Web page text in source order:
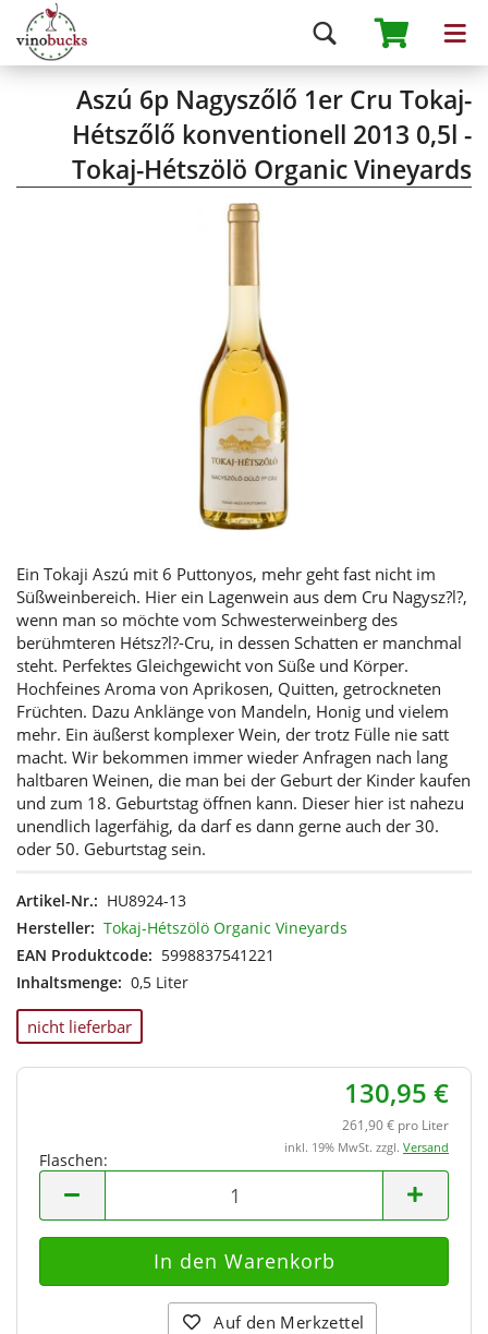
Aszú 6p Nagyszőlő 1er Cru Tokaj-
Hétszőlő konventionell 2013 0,5l -
Tokaj-Hétszölö Organic Vineyards
Ein Tokaji Aszú mit 6 Puttonyos, mehr geht fast nicht im
Süßweinbereich. Hier ein Lagenwein aus dem Cru Nagysz?l?,
wenn man so möchte vom Schwesterweinberg des
berühmteren Hétsz?l?-Cru, in dessen Schatten er manchmal
steht. Perfektes Gleichgewicht von Süße und Körper.
Hochfeines Aroma von Aprikosen, Quitten, getrockneten
Früchten. Dazu Anklänge von Mandeln, Honig und vielem
mehr. Ein äußerst komplexer Wein, der trotz Fülle nie satt
macht. Wir bekommen immer wieder Anfragen nach lang
haltbaren Weinen, die man bei der Geburt der Kinder kaufen
und zum 18. Geburtstag öffnen kann. Dieser hier ist nahezu
unendlich lagerfähig, da darf es dann gerne auch der 30.
oder 50. Geburtstag sein.
Artikel-Nr.: HU8924-13
Hersteller: Tokaj-Hétszölö Organic Vineyards
EAN Produktcode: 5998837541221
Inhaltsmenge: 0,5 Liter
nicht lieferbar
130,95 €
261,90 € pro Liter
inkl. 19% MwSt. zzgl. Versand
Flaschen:
Flaschen
Auf den Merkzettel